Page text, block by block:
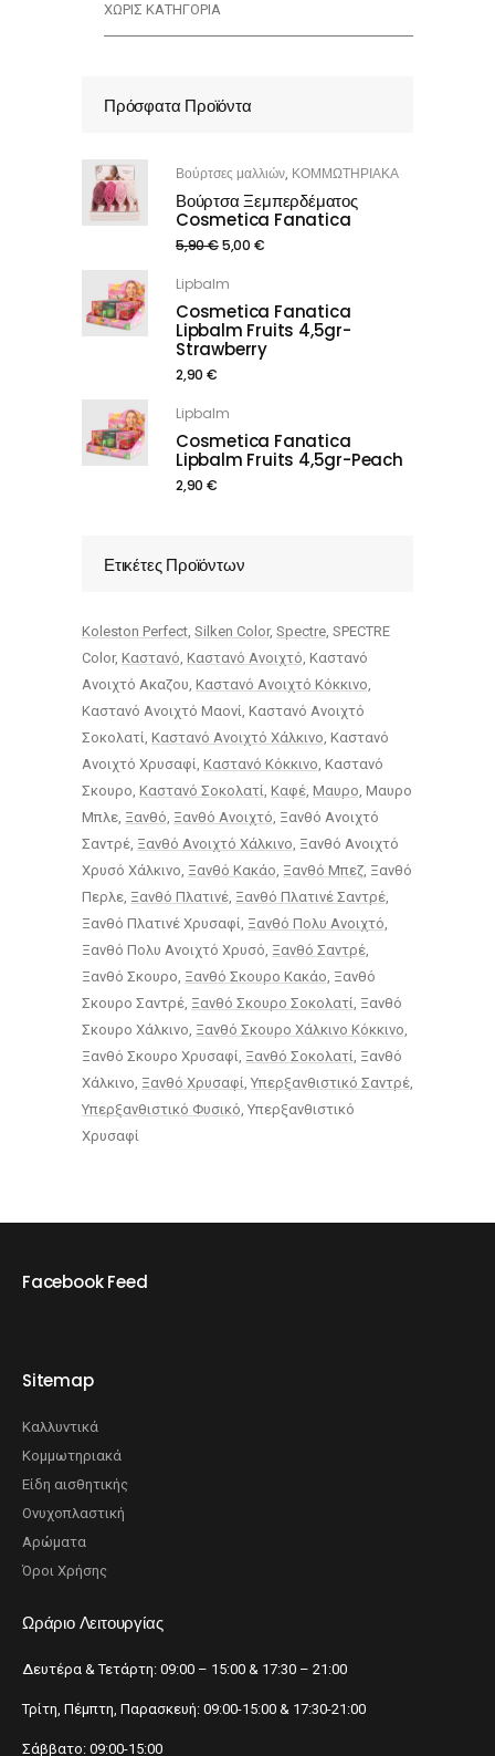
ΧΩΡΊΣ ΚΑΤΗΓΟΡΊΑ
Πρόσφατα Προϊόντα
Βούρτσες μαλλιών, ΚΟΜΜΩΤΗΡΙΑΚΑ
Βούρτσα Ξεμπερδέματος
Cosmetica Fanatica
5,90€5,00 €
Lipbalm
Cosmetica Fanatica
Lipbalm Fruits 4,5gr-
Strawberry
2,90 €
Lipbalm
Cosmetica Fanatica
Lipbalm Fruits 4,5gr-Peach
2,90 €
Ετικέτες Προϊόντων
Koleston Perfect Silken Color Spectre SPECTRE
Color Καστανό Καστανό Ανοιχτό Καστανό
Ανοιχτό Ακαζου Καστανό Ανοιχτό Κόκκινο
Καστανό Ανοιχτό Μαονί Καστανό Ανοιχτό
Σοκολατί Καστανό Ανοιχτό Χάλκινο Καστανό
Ανοιχτό Χρυσαφί Καστανό Κόκκινο Καστανό
Σκουρο Καστανό Σοκολατί Καφέ Μαυρο Μαυρο
Μπλε Ξανθό Ξανθό Ανοιχτό Ξανθό Ανοιχτό
Σαντρέ Ξανθό Ανοιχτό Χάλκινο Ξανθό Ανοιχτό
Χρυσό Χάλκινο Ξανθό Κακάο Ξανθό Μπεζ Ξανθό
Περλε Ξανθό Πλατινέ Ξανθό Πλατινέ Σαντρέ
Ξανθό Πλατινέ Χρυσαφί Ξανθό Πολυ Ανοιχτό
Ξανθό Πολυ Ανοιχτό Χρυσό Ξανθό Σαντρέ
Ξανθό Σκουρο Ξανθό Σκουρο Κακάο Ξανθό
Σκουρο Σαντρέ Ξανθό Σκουρο Σοκολατί Ξανθό
Σκουρο Χάλκινο Ξανθό Σκουρο Χάλκινο Κόκκινο
Ξανθό Σκουρο Χρυσαφί Ξανθό Σοκολατί Ξανθό
Χάλκινο Ξανθό Χρυσαφί Υπερξανθιστικό Σαντρέ
Υπερξανθιστικό Φυσικό Υπερξανθιστικό
Χρυσαφί
Facebook Feed
Sitemap
Καλλυντικά
Κομμωτηριακά
Είδη αισθητικής
Ονυχοπλαστική
Αρώματα
Όροι Χρήσης
Ωράριο Λειτουργίας
Δευτέρα & Τετάρτη: 09:00 – 15:00 & 17:30 – 21:00
Τρίτη, Πέμπτη, Παρασκευή: 09:00-15:00 & 17:30-21:00
Σάββατο: 09:00-15:00